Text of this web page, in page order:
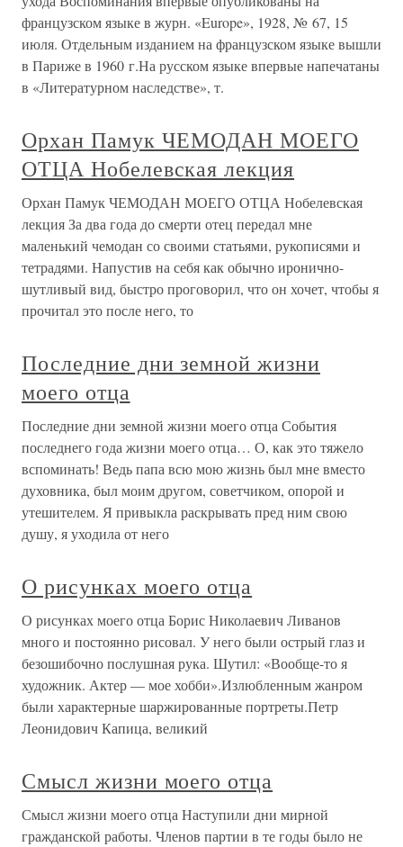
французском языке в журн. «Europe», 1928, № 67, 15
июля. Отдельным изданием на французском языке вышли
в Париже в 1960 г.На русском языке впервые напечатаны
в «Литературном наследстве», т.
Орхан Памук ЧЕМОДАН МОЕГО
ОТЦА Нобелевская лекция
Орхан Памук ЧЕМОДАН МОЕГО ОТЦА Нобелевская
лекция За два года до смерти отец передал мне
маленький чемодан со своими статьями, рукописями и
тетрадями. Напустив на себя как обычно иронично-
шутливый вид, быстро проговорил, что он хочет, чтобы я
прочитал это после него, то
Последние дни земной жизни
моего отца
Последние дни земной жизни моего отца События
последнего года жизни моего отца… О, как это тяжело
вспоминать! Ведь папа всю мою жизнь был мне вместо
духовника, был моим другом, советчиком, опорой и
утешителем. Я привыкла раскрывать пред ним свою
душу, я уходила от него
О рисунках моего отца
О рисунках моего отца Борис Николаевич Ливанов
много и постоянно рисовал. У него были острый глаз и
безошибочно послушная рука. Шутил: «Вообще-то я
художник. Актер — мое хобби».Излюбленным жанром
были характерные шаржированные портреты.Петр
Леонидович Капица, великий
Смысл жизни моего отца
Смысл жизни моего отца Наступили дни мирной
гражданской работы. Членов партии в те годы было не